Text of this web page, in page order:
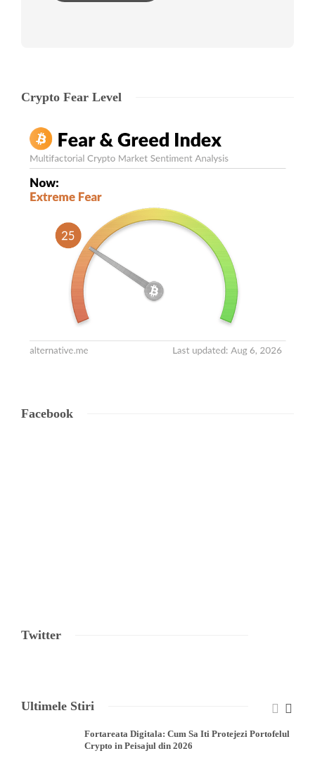
Crypto Fear Level
Facebook
Twitter
Ultimele Stiri
Fortareata Digitala: Cum Sa Iti Protejezi Portofelul
Crypto in Peisajul din 2026